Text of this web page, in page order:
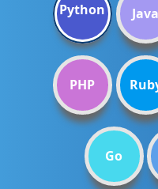
Python Java
PHP
Go